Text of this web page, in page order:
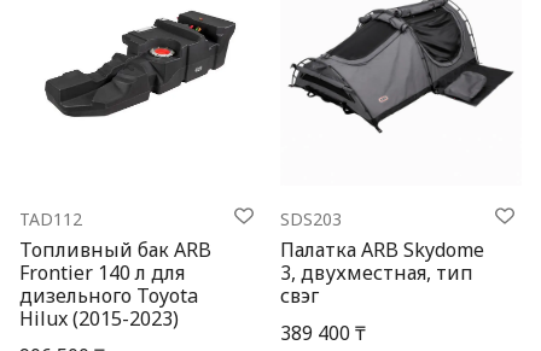
TAD112
Топливный бак ARB
Frontier 140 л для
дизельного Toyota
Hilux (2015-2023)
SDS203
Палатка ARB Skydome
3, двухместная, тип
свэг
389 400 ₸